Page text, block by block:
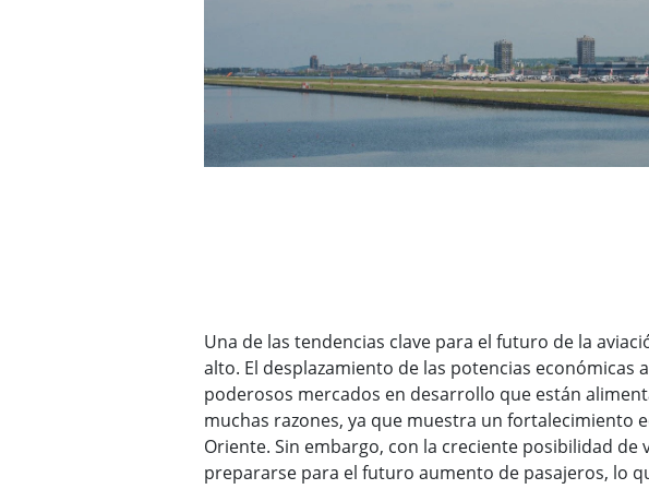
Una de las tendencias clave para el futuro de la
alto. El desplazamiento de las potencias económicas
poderosos mercados en desarrollo que están
muchas razones, ya que muestra un fortalecimiento
Oriente. Sin embargo, con la creciente posibilidad
prepararse para el futuro aumento de pasajeros, lo